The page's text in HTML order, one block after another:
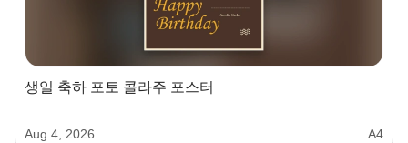
생일 축하 포토 콜라주 포스터
Aug 4, 2026 A4